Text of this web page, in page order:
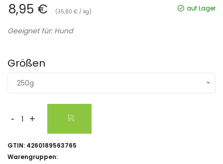
8,95 € (35,80 € / kg) auf Lager
Geeignet für: Hund
Größen
250g
- +
GTIN: 4260189563765
Warengruppen: